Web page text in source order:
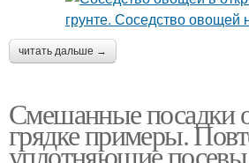
читать дальше →
Смешанные посадки
грядке примеры.